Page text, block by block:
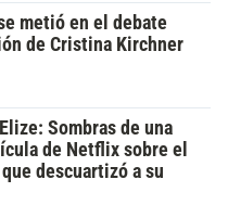
metió en el debate
de Cristina Kirchner
Sombras de una
de Netflix sobre el
descuartizó a su